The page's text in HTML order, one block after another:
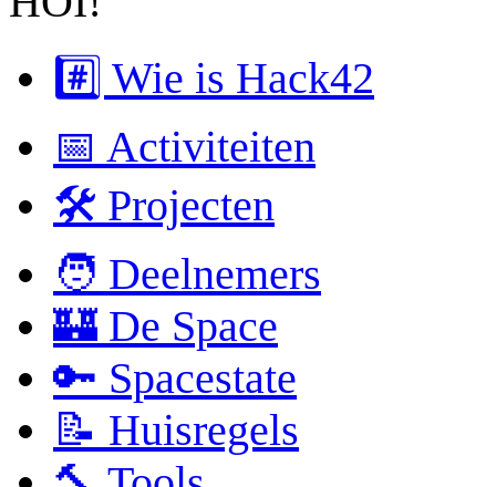
#️⃣ Wie is Hack42
📅 Activiteiten
🛠 Projecten
🧑 Deelnemers
🏰 De Space
🔑 Spacestate
📝 Huisregels